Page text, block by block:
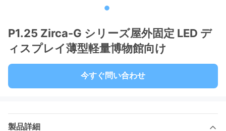
P1.25 Zirca-G シリーズ屋外固定 LED デ
ィスプレイ薄型軽量博物館向け
今すぐ問い合わせ
製品詳細